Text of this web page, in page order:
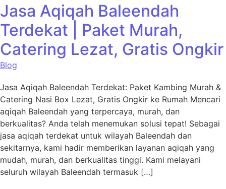
Jasa Aqiqah Baleendah
Terdekat | Paket Murah,
Catering Lezat, Gratis Ongkir
Blog
Jasa Aqiqah Baleendah Terdekat: Paket Kambing Murah &
Catering Nasi Box Lezat, Gratis Ongkir ke Rumah Mencari
aqiqah Baleendah yang terpercaya, murah, dan
berkualitas? Anda telah menemukan solusi tepat! Sebagai
jasa aqiqah terdekat untuk wilayah Baleendah dan
sekitarnya, kami hadir memberikan layanan aqiqah yang
mudah, murah, dan berkualitas tinggi. Kami melayani
seluruh wilayah Baleendah termasuk […]